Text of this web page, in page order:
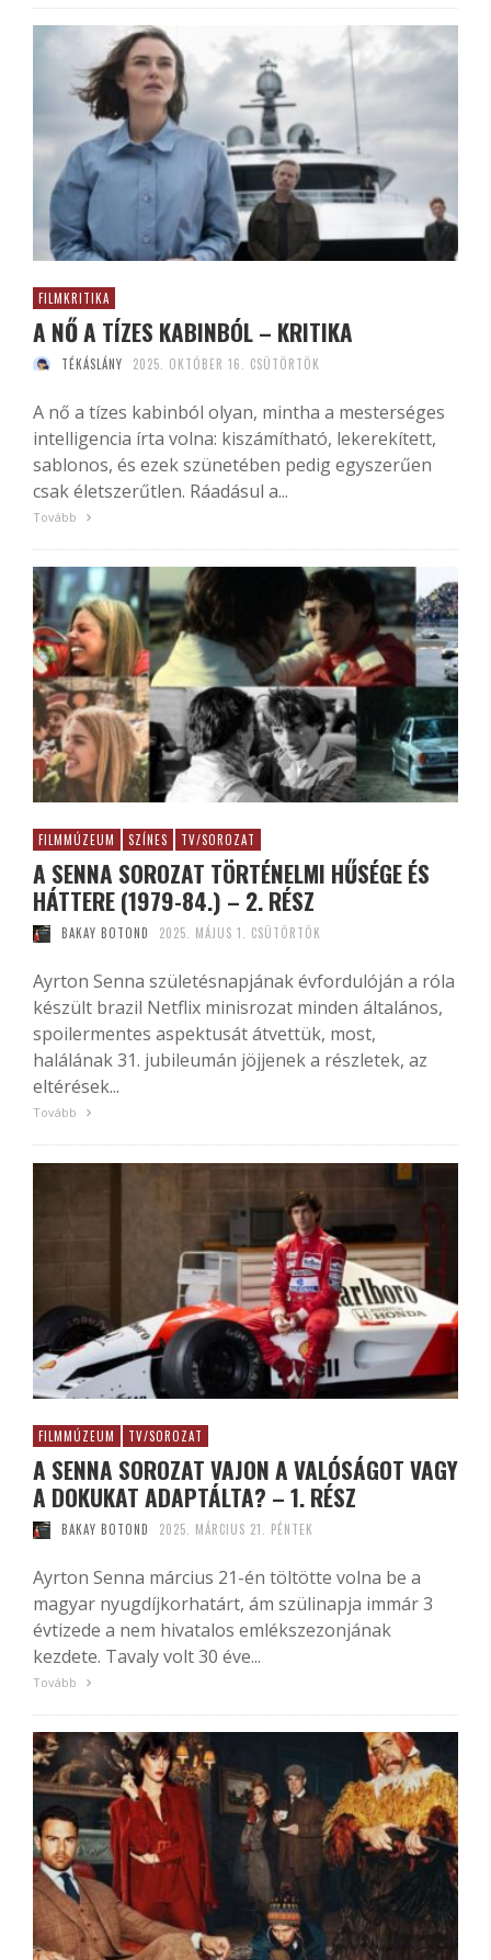
FILMKRITIKA
A NŐ A TÍZES KABINBÓL – KRITIKA
TÉKÁSLÁNY 2025. OKTÓBER 16. CSÜTÖRTÖK
A nő a tízes kabinból olyan, mintha a mesterséges
intelligencia írta volna: kiszámítható, lekerekített,
sablonos, és ezek szünetében pedig egyszerűen
csak életszerűtlen. Ráadásul a...
Tovább
FILMMÚZEUM SZÍNES TV/SOROZAT
A SENNA SOROZAT TÖRTÉNELMI HŰSÉGE ÉS
HÁTTERE (1979-84.) – 2. RÉSZ
BAKAY BOTOND 2025. MÁJUS 1. CSÜTÖRTÖK
Ayrton Senna születésnapjának évfordulóján a róla
készült brazil Netflix minisrozat minden általános,
spoilermentes aspektusát átvettük, most,
halálának 31. jubileumán jöjjenek a részletek, az
eltérések...
Tovább
FILMMÚZEUM TV/SOROZAT
A SENNA SOROZAT VAJON A VALÓSÁGOT VAGY
A DOKUKAT ADAPTÁLTA? – 1. RÉSZ
BAKAY BOTOND 2025. MÁRCIUS 21. PÉNTEK
Ayrton Senna március 21-én töltötte volna be a
magyar nyugdíjkorhatárt, ám szülinapja immár 3
évtizede a nem hivatalos emlékszezonjának
kezdete. Tavaly volt 30 éve...
Tovább